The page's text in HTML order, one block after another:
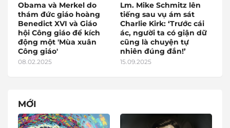
Obama và Merkel do
thám đức giáo hoàng
Benedict XVI và Giáo
hội Công giáo để kích
động một 'Mùa xuân
Công giáo'
08.02.2025
Lm. Mike Schmitz lên
tiếng sau vụ ám sát
Charlie Kirk: ‘Trước cái
ác, người ta có giận dữ
cũng là chuyện tự
nhiên đúng đắn!’
15.09.2025
MỚI